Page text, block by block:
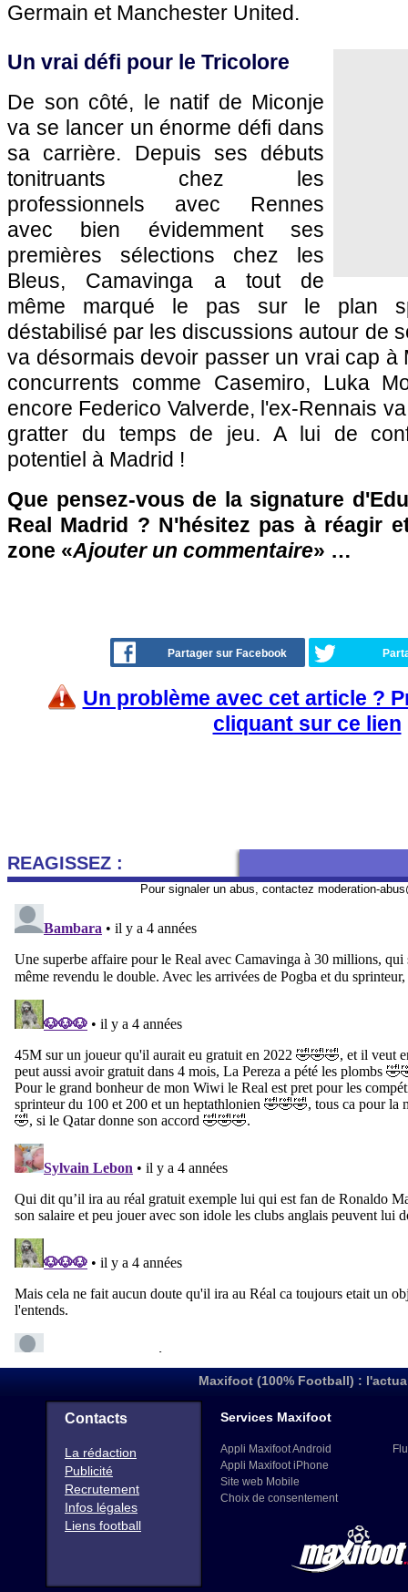
Germain et Manchester United.
Un vrai défi pour le Tricolore
De son côté, le natif de Miconje
va se lancer un énorme défi dans
sa carrière. Depuis ses débuts
tonitruants chez les
professionnels avec Rennes
avec bien évidemment ses
premières sélections chez les
Bleus, Camavinga a tout de
même marqué le pas sur le plan
déstabilisé par les discussions autour de
va désormais devoir passer un vrai cap à
concurrents comme Casemiro, Luka
encore Federico Valverde, l'ex-Rennais
gratter du temps de jeu. A lui de
potentiel à Madrid !
Que pensez-vous de la signature
Real Madrid ? N'hésitez pas à réagir
zone «Ajouter un commentaire» …
Partager sur Facebook
Un problème avec cet article ?
cliquant sur ce lien
REAGISSEZ :
Pour signaler un abus, contactez moderation-
Maxifoot (100% Football) :
Contacts
La rédaction
Publicité
Recrutement
Infos légales
Liens football
Services Maxifoot
Appli Maxifoot Android
Appli Maxifoot iPhone
Site web Mobile
Choix de consentement